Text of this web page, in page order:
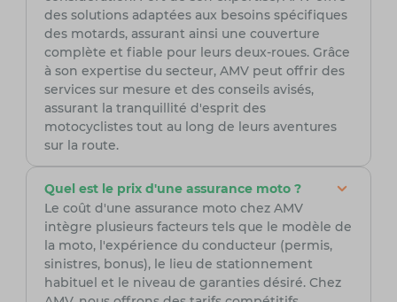
des solutions adaptées aux besoins spécifiques
des motards, assurant ainsi une couverture
complète et fiable pour leurs deux-roues. Grâce
à son expertise du secteur, AMV peut offrir des
services sur mesure et des conseils avisés,
assurant la tranquillité d'esprit des
motocyclistes tout au long de leurs aventures
sur la route.
Quel est le prix d'une assurance moto ?
Le coût d'une assurance moto chez AMV
intègre plusieurs facteurs tels que le modèle de
la moto, l'expérience du conducteur (permis,
sinistres, bonus), le lieu de stationnement
habituel et le niveau de garanties désiré. Chez